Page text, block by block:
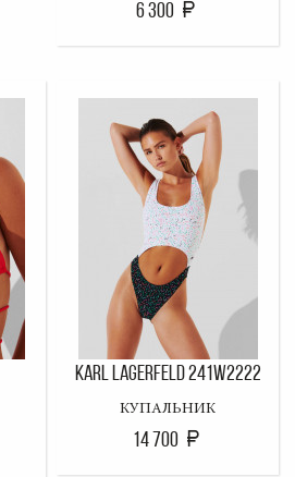
6 300
KARL LAGERFELD 241W2222
КУПАЛЬНИК
14 700